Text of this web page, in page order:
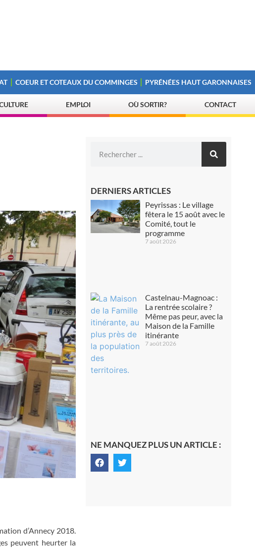
COEUR ET COTEAUX DU COMMINGES PYRÉNÉES HAUT GARONNAISES
EMPLOI OÙ SORTIR? CONTACT
d’Annecy 2018.
peuvent heurter la
DERNIERS ARTICLES
Peyrissas : Le village
fêtera le 15 août avec le
Comité, tout le
programme
7 août 2026
Castelnau-Magnoac :
La rentrée scolaire ?
Même pas peur, avec la
Maison de la Famille
itinérante
7 août 2026
NE MANQUEZ PLUS UN ARTICLE :